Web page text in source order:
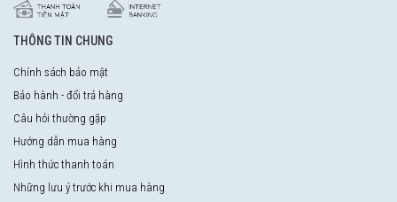
THÔNG TIN CHUNG
Chính sách bảo mật
Bảo hành - đổi trả hàng
Câu hỏi thường gặp
Hướng dẫn mua hàng
Hình thức thanh toán
Những lưu ý trước khi mua hàng